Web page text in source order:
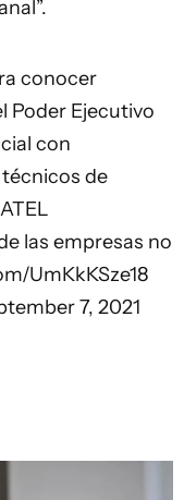
conocer
Poder Ejecutivo
con
de
las empresas no
UmKkKSze18
7, 2021